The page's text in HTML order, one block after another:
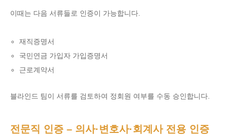
이때는 다음 서류들로 인증이 가능합니다.
재직증명서
국민연금 가입자 가입증명서
근로계약서
블라인드 팀이 서류를 검토하여 정회원 여부를 수동 승인합니다.
전문직 인증 – 의사·변호사·회계사 전용 인증